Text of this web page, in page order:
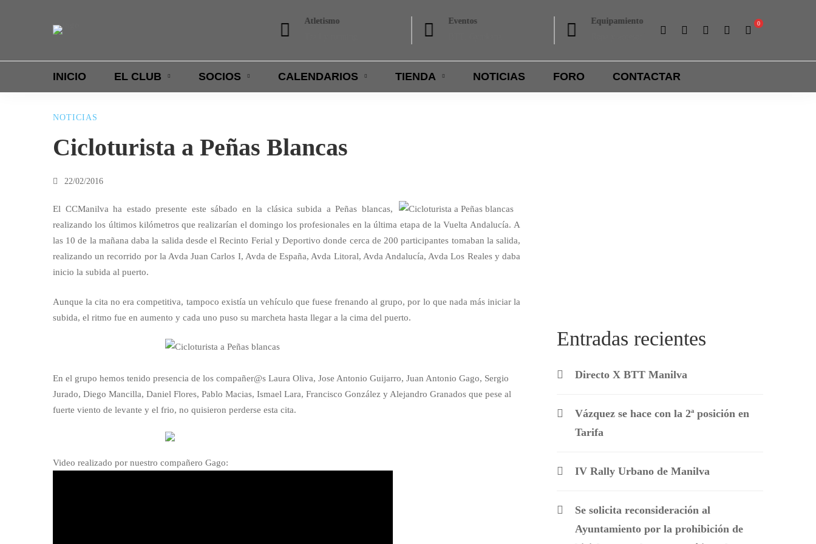
premios
Atletismo
Trail y running
Eventos
BTT, Gymkana
Equipamiento
Ropa y accesorios
Importantes premios
INICIO EL CLUB SOCIOS CALENDARIOS TIENDA NOTICIAS FORO CONTACTAR
Cicloturista
a
Peñas
Blancas
NOTICIAS
Cicloturista a Peñas Blancas
22/02/2016
El CCManilva ha estado presente este sábado en la clásica subida a Peñas blancas,
realizando los últimos kilómetros que realizarían el domingo los profesionales en la última etapa de la Vuelta Andalucía. A
las 10 de la mañana daba la salida desde el Recinto Ferial y Deportivo donde cerca de 200 participantes tomaban la salida,
realizando un recorrido por la Avda Juan Carlos I, Avda de España, Avda Litoral, Avda Andalucía, Avda Los Reales y daba
inicio la subida al puerto.
Aunque la cita no era competitiva, tampoco existía un vehículo que fuese frenando al grupo, por lo que nada más iniciar la
subida, el ritmo fue en aumento y cada uno puso su marcheta hasta llegar a la cima del puerto.
En el grupo hemos tenido presencia de los compañer@s Laura Oliva, Jose Antonio Guijarro, Juan Antonio Gago, Sergio
Jurado, Diego Mancilla, Daniel Flores, Pablo Macias, Ismael Lara, Francisco González y Alejandro Granados que pese al
fuerte viento de levante y el frio, no quisieron perderse esta cita.
Video realizado por nuestro compañero Gago:
Entradas recientes
Directo X BTT Manilva
Vázquez se hace con la 2ª posición en
Tarifa
IV Rally Urbano de Manilva
Se solicita reconsideración al
Ayuntamiento por la prohibición de